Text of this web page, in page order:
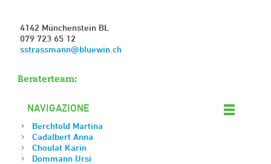
4142 Münchenstein BL
079 723 65 12
sstr ssm nn bl w n ch
Beraterteam:
NAVIGAZIONE
Berchtold Martina
Cadalbert Anna
Choulat Karin
Dommann Ursi